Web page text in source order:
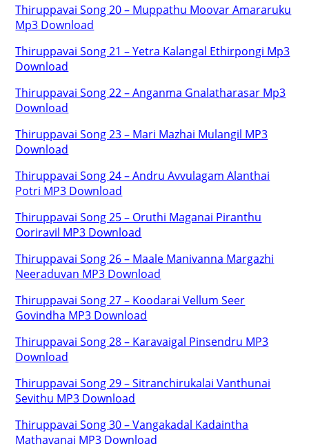
Thiruppavai Song 20 – Muppathu Moovar Amararuku
Mp3 Download
Thiruppavai Song 21 – Yetra Kalangal Ethirpongi Mp3
Download
Thiruppavai Song 22 – Anganma Gnalatharasar Mp3
Download
Thiruppavai Song 23 – Mari Mazhai Mulangil MP3
Download
Thiruppavai Song 24 – Andru Avvulagam Alanthai
Potri MP3 Download
Thiruppavai Song 25 – Oruthi Maganai Piranthu
Ooriravil MP3 Download
Thiruppavai Song 26 – Maale Manivanna Margazhi
Neeraduvan MP3 Download
Thiruppavai Song 27 – Koodarai Vellum Seer
Govindha MP3 Download
Thiruppavai Song 28 – Karavaigal Pinsendru MP3
Download
Thiruppavai Song 29 – Sitranchirukalai Vanthunai
Sevithu MP3 Download
Thiruppavai Song 30 – Vangakadal Kadaintha
Mathavanai MP3 Download